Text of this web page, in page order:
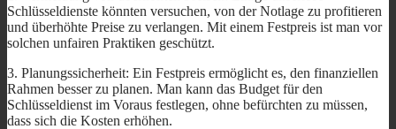
Schlüsseldienste könnten versuchen, von der Notlage zu profitieren
und überhöhte Preise zu verlangen. Mit einem Festpreis ist man vor
solchen unfairen Praktiken geschützt.
3. Planungssicherheit: Ein Festpreis ermöglicht es, den finanziellen
Rahmen besser zu planen. Man kann das Budget für den
Schlüsseldienst im Voraus festlegen, ohne befürchten zu müssen,
dass sich die Kosten erhöhen.